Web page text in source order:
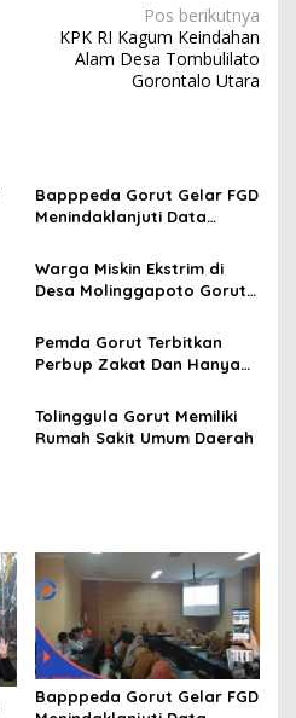
Pos berikutnya
KPK RI Kagum Keindahan
Alam Desa Tombulilato
Gorontalo Utara
Bapppeda Gorut Gelar FGD
Menindaklanjuti Data
Kesejahteraan
Warga Miskin Ekstrim di
Desa Molinggapoto Gorut
Pemda Gorut Terbitkan
Perbup Zakat Dan Hanya
Mampu
Tolinggula Gorut Memiliki
Rumah Sakit Umum Daerah
Bapppeda Gorut Gelar FGD